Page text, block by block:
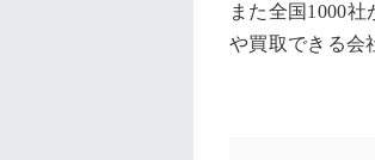
また全国1000
や買取できる会